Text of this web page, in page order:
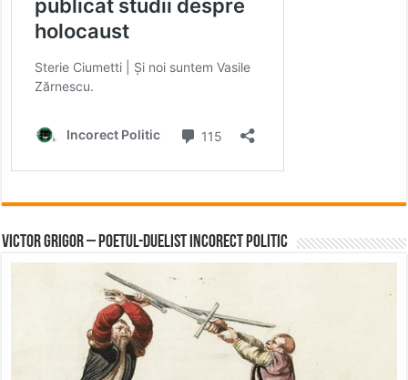
Victor Grigor – Poetul-Duelist Incorect Politic